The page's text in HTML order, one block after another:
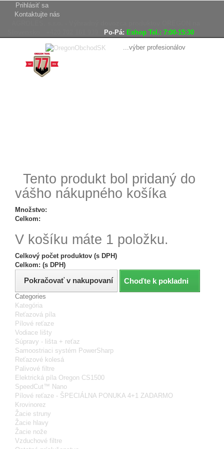
Prihlásiť sa
Kontaktujte nás
Po-Pá: Eshop Tel.: 7:00-15:30
...výber profesionálov
Tento produkt bol pridaný do
vášho nákupného košíka
Množstvo:
Celkom:
V košíku máte 1 položku.
Celkový počet produktov (s DPH)
Celkom: (s DPH)
Pokračovať v nakupovaní Choďte k pokladni
Categories
Kategória
Reťazová píla
Pílové reťaze
Vodiace lišty
Súpravy - lišta + reťaz
Samoostriaci systém PowerSharp
Reťazové kolesá
Palivové filtre
Elektrická píla Oregon CS1500
SpeedCut™ Nano
Pílové reťaze - ŠPECIÁLNA PONUKA 4+1 ZADARMO
Krovinorez
Žacie struny
Žacie hlavy
Žacie nože
Vzduchové filtre